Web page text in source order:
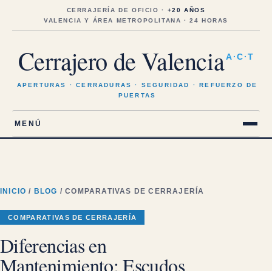
CERRAJERÍA DE OFICIO · +20 AÑOS
VALENCIA Y ÁREA METROPOLITANA · 24 HORAS
Cerrajero de Valencia A·C·T
APERTURAS · CERRADURAS · SEGURIDAD · REFUERZO DE
PUERTAS
MENÚ
INICIO / BLOG / COMPARATIVAS DE CERRAJERÍA
COMPARATIVAS DE CERRAJERÍA
Diferencias en
Mantenimiento: Escudos